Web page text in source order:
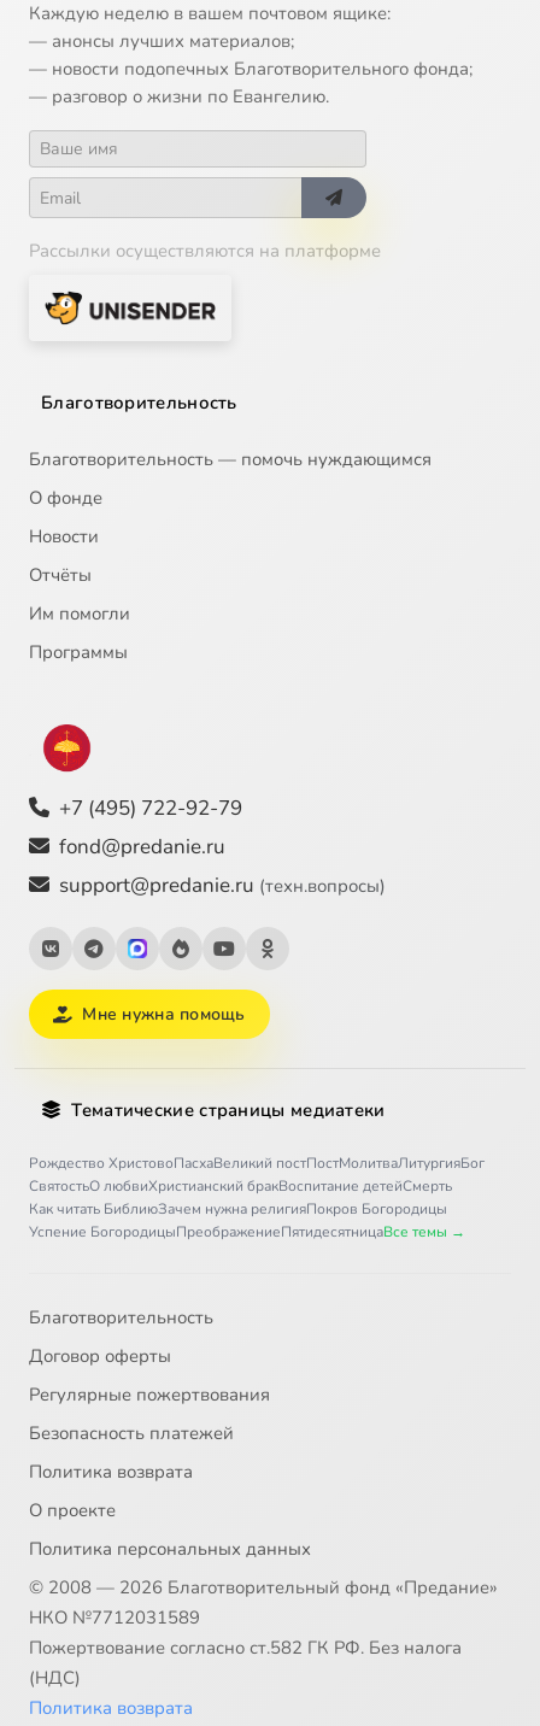
Каждую неделю в вашем почтовом ящике:
— анонсы лучших материалов;
— новости подопечных Благотворительного фонда;
— разговор о жизни по Евангелию.
Рассылки осуществляются на платформе
Благотворительность
Благотворительность — помочь нуждающимся
О фонде
Новости
Отчёты
Им помогли
Программы
+7 (495) 722-92-79
fond@predanie.ru
support@predanie.ru (техн.вопросы)
Мне нужна помощь
Тематические страницы медиатеки
Рождество ХристовоПасхаВеликий постПостМолитваЛитургияБог
СвятостьО любвиХристианский бракВоспитание детейСмерть
Как читать БиблиюЗачем нужна религияПокров Богородицы
Успение БогородицыПреображениеПятидесятницаВсе темы →
Благотворительность
Договор оферты
Регулярные пожертвования
Безопасность платежей
Политика возврата
О проекте
Политика персональных данных
© 2008 — 2026 Благотворительный фонд «Предание»
НКО №7712031589
Пожертвование согласно ст.582 ГК РФ. Без налога
(НДС)
Политика возврата